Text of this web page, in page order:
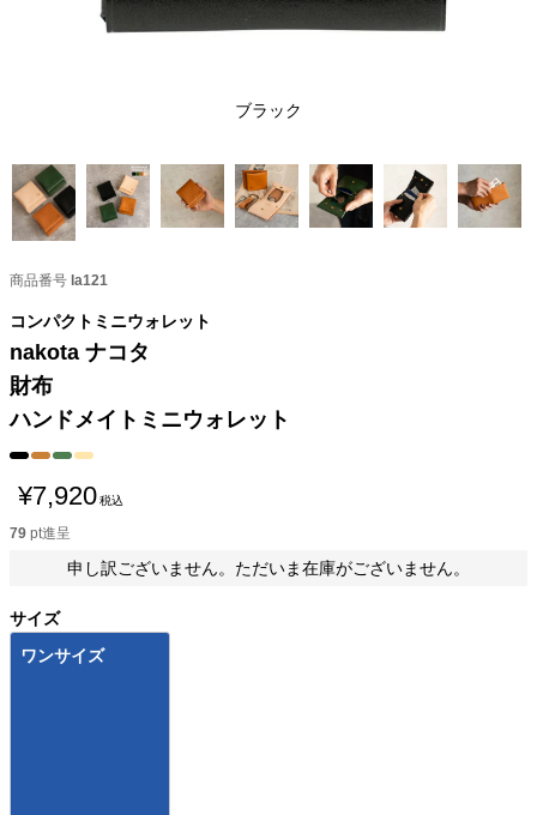
ブラック
商品番号 la121
コンパクトミニウォレット
nakota ナコタ
財布
ハンドメイトミニウォレット
¥7,920税込
79 pt進呈
申し訳ございません。ただいま在庫がございません。
サイズ
ワンサイズ